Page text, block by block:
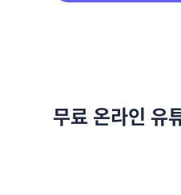
무료 온라인 유